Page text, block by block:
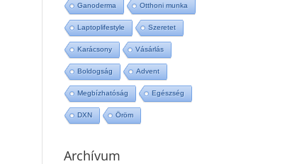
Ganoderma Otthoni munka
Laptoplifestyle Szeretet
Karácsony Vásárlás
Boldogság Advent
Megbízhatóság Egészség
DXN Öröm
Archívum